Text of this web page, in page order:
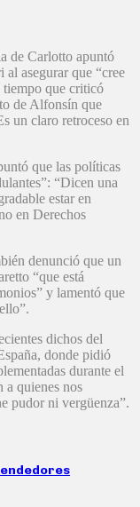
de Carlotto apuntó
asegurar que “cree
tiempo que criticó
de Alfonsín que
un claro retroceso en
que las políticas
“Dicen una
estar en
en Derechos
denunció que un
“que está
y lamentó que
dichos del
donde pidió
durante el
a quienes nos
pudor ni vergüenza”.